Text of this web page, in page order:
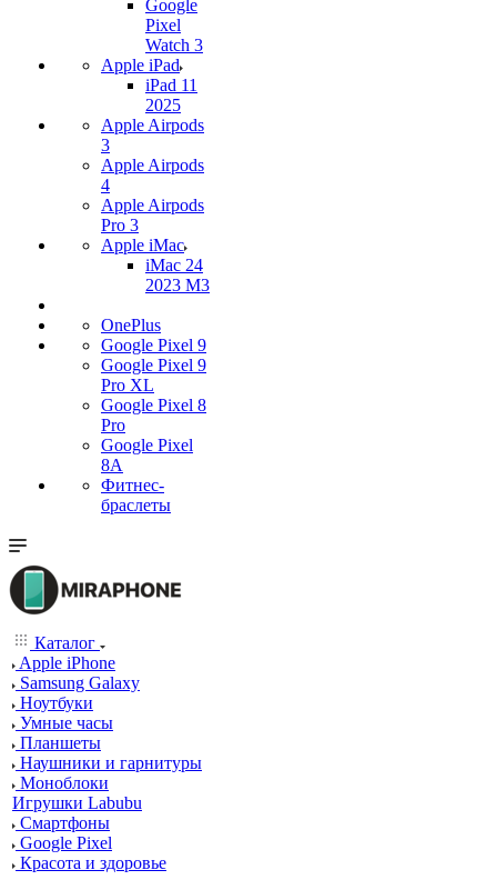
Google
Pixel
Watch 3
Apple iPad
iPad 11
2025
Apple Airpods
3
Apple Airpods
4
Apple Airpods
Pro 3
Apple iMac
iMac 24
2023 M3
OnePlus
Google Pixel 9
Google Pixel 9
Pro XL
Google Pixel 8
Pro
Google Pixel
8A
Фитнес-
браслеты
Каталог
Apple iPhone
Samsung Galaxy
Ноутбуки
Умные часы
Планшеты
Наушники и гарнитуры
Моноблоки
Игрушки Labubu
Смартфоны
Google Pixel
Красота и здоровье